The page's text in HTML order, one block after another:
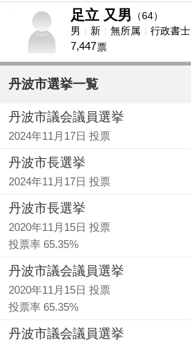
足立 又男
（64）
男
新 無所属 行政書士
7,447票
丹波市選挙一覧
丹波市議会議員選挙
2024年11月17日 投票
丹波市長選挙
2024年11月17日 投票
丹波市長選挙
2020年11月15日 投票
投票率 65.35%
丹波市議会議員選挙
2020年11月15日 投票
投票率 65.35%
丹波市議会議員選挙